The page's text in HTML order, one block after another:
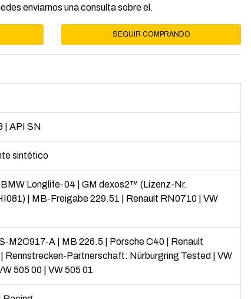
enviarnos una consulta sobre el.
SEGUIR COMPRANDO
API SN
sintético
BMW Longlife-04
GM dexos2™ (Lizenz-Nr.
MB-Freigabe 229.51 Renault RN0710
VW
M2C917-A MB 226.5 Porsche C40
Renault
Rennstrecken-Partnerschaft: Nürburgring Tested
VW
505 00 VW 505 01